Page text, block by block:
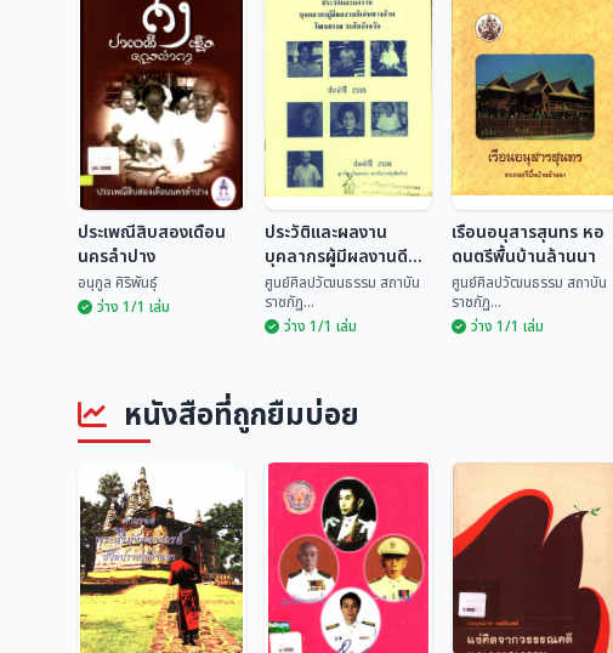
อนุกูล ศิริพันธุ์
ประเพณีสิบสองเดือน
นครลำปาง
อนุกูล ศิริพันธุ์
ว่าง 1/1 เล่ม
วัฒนธรรม ระดับ
จังหวัด ประจำปี 2535
ศูนย์ศิลปวัฒนธรรม
สถ...
ประวัติและผลงาน
บุคลากรผู้มีผลงานดี
เด่นทางด้านวัฒนธรรม
ระดับจังหวัด ประจำปี
2535
ศูนย์ศิลปวัฒนธรรม สถาบัน
ราชภัฏ...
ว่าง 1/1 เล่ม
เรือนอนุสารสุนทร หอ
ดนตรีพื้นบ้านล้านนา
ศูนย์ศิลปวัฒนธรรม สถาบัน
ราชภัฏ...
ว่าง 1/1 เล่ม
หนังสือที่ถูกยืมบ่อย